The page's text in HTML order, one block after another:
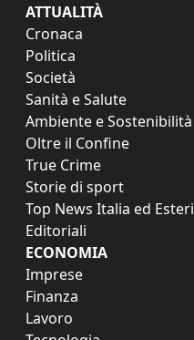
ATTUALITÀ
Cronaca
Politica
Società
Sanità e Salute
Ambiente e Sostenibilità
Oltre il Confine
True Crime
Storie di sport
Top News Italia ed Esteri
Editoriali
ECONOMIA
Imprese
Finanza
Lavoro